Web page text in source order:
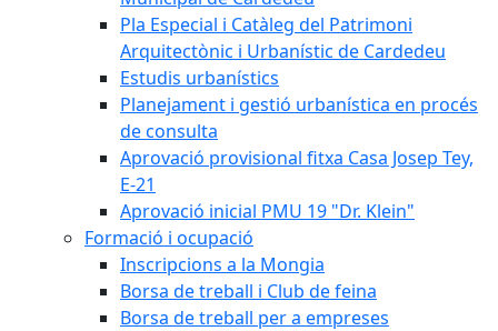
Pla Especial i Catàleg del Patrimoni
Arquitectònic i Urbanístic de Cardedeu
Estudis urbanístics
Planejament i gestió urbanística en procés
de consulta
Aprovació provisional fitxa Casa Josep Tey,
E-21
Aprovació inicial PMU 19 "Dr. Klein"
Formació i ocupació
Inscripcions a la Mongia
Borsa de treball i Club de feina
Borsa de treball per a empreses